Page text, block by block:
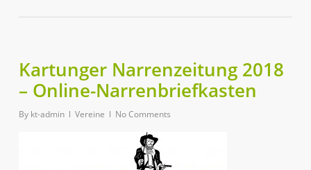
Kartunger Narrenzeitung 2018
– Online-Narrenbriefkasten
By kt-admin Vereine No Comments